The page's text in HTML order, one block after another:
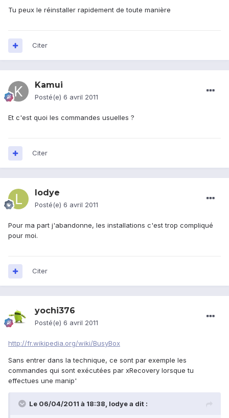
Tu peux le réinstaller rapidement de toute manière
Citer
Kamui
Posté(e) 6 avril 2011
Et c'est quoi les commandes usuelles ?
Citer
lodye
Posté(e) 6 avril 2011
Pour ma part j'abandonne, les installations c'est trop compliqué
pour moi.
Citer
yochi376
Posté(e) 6 avril 2011
http://fr.wikipedia.org/wiki/BusyBox
Sans entrer dans la technique, ce sont par exemple les
commandes qui sont exécutées par xRecovery lorsque tu
effectues une manip'
Le 06/04/2011 à 18:38, lodye a dit :